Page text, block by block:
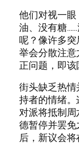
他们对视一眼
油、没有糖
呢？像许多突
举会分散注
正问题，即该
街头缺乏热
持者的情绪
对派将抵制周
德暂停并罢
后，新议会将